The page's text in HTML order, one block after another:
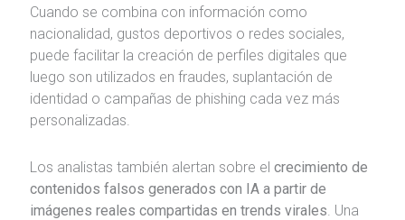
Cuando se combina con información como
nacionalidad, gustos deportivos o redes sociales,
puede facilitar la creación de perfiles digitales que
luego son utilizados en fraudes, suplantación de
identidad o campañas de phishing cada vez más
personalizadas.
Los analistas también alertan sobre el crecimiento de
contenidos falsos generados con IA a partir de
imágenes reales compartidas en trends virales . Una